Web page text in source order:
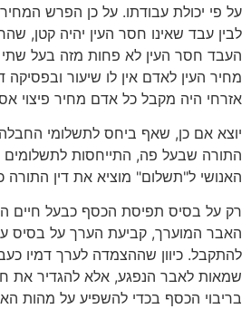
על פי יכולת עבודתו. על כן הפרש
לבין עבד שאינו חסר העין יהיה קטן,
העבד חסר העין לא פחות מזה בעל שתי
מחיר העין לאדם אין לו שיעור ובפסיקה
אזרחי היה מקבל כל אדם מחיר פיצוי
יוצא אם כן, שאף ביחס לתשלומי
התורה שבעל פה, התייחסות לתשלומים
האנושי ל"תשלום" מוציא את דין התורה
רק על בסיס תפיסת הכסף כבעל חיים
האבר המוערך, קביעת הערך על בסיס
להתקבל. כיוון שההצמדה לערך דמיו
שמאות לאבר הנפגע, אלא להגדיר את
בריבוי הכסף בכדי להשפיע על מהות